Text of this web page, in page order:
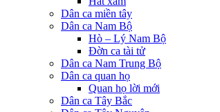
Dân ca miền tây
Dân ca Nam Bộ
Hò – Lý Nam Bộ
Đờn ca tài tử
Dân ca Nam Trung Bộ
Dân ca quan họ
Quan họ lời mới
Dân ca Tây Bắc